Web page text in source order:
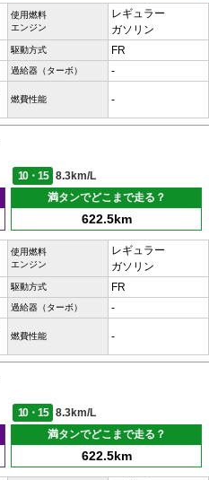
使用燃料
エンジン
レギュラー
ガソリン
駆動方式 FR
過給器（ターボ） -
燃費性能 -
10・15
8.3km/L
満タンでどこまで走る？
622.5km
使用燃料
エンジン
レギュラー
ガソリン
駆動方式 FR
過給器（ターボ） -
燃費性能 -
10・15
8.3km/L
満タンでどこまで走る？
622.5km